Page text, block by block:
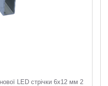
LED стрічки 6х12 мм 2